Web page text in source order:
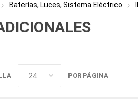
Baterías, Luces, Sistema Eléctrico
POR PÁGINA